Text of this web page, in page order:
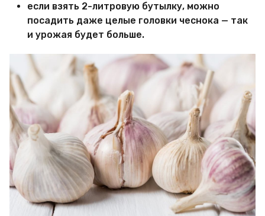
если взять 2-литровую бутылку, можно
посадить даже целые головки чеснока — так
и урожая будет больше.